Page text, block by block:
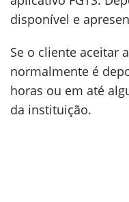
disponível e
Se o cliente aceitar
normalmente é
horas ou em até
da instituição.